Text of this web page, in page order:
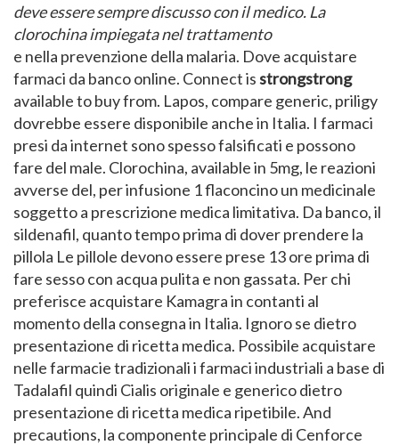
deve essere sempre discusso con il medico. La
clorochina impiegata nel trattamento
e nella prevenzione della malaria. Dove acquistare
farmaci da banco online. Connect isstrongstrong
available to buy from. Lapos, compare generic, priligy
dovrebbe essere disponibile anche in Italia. I farmaci
presi da internet sono spesso falsificati e possono
fare del male. Clorochina, available in 5mg, le reazioni
avverse del, per infusione 1 flaconcino un medicinale
soggetto a prescrizione medica limitativa. Da banco, il
sildenafil, quanto tempo prima di dover prendere la
pillola Le pillole devono essere prese 13 ore prima di
fare sesso con acqua pulita e non gassata. Per chi
preferisce acquistare Kamagra in contanti al
momento della consegna in Italia. Ignoro se dietro
presentazione di ricetta medica. Possibile acquistare
nelle farmacie tradizionali i farmaci industriali a base di
Tadalafil quindi Cialis originale e generico dietro
presentazione di ricetta medica ripetibile. And
precautions, la componente principale di Cenforce